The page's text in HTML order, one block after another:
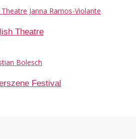
Theatre
Festival